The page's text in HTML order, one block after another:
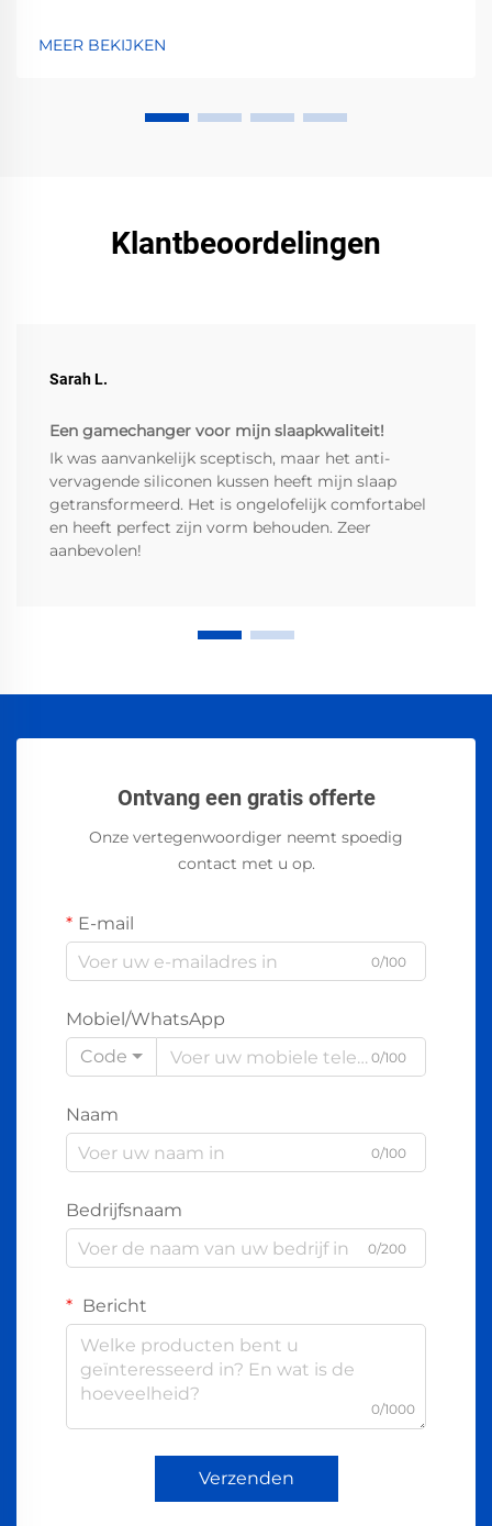
Behoud de levendige kleuren — lees nu.
MEER BEKIJKEN
Klantbeoordelingen
Sarah L.
Een gamechanger voor mijn slaapkwaliteit!
Ik was aanvankelijk sceptisch, maar het anti-
vervagende siliconen kussen heeft mijn slaap
getransformeerd. Het is ongelofelijk comfortabel
en heeft perfect zijn vorm behouden. Zeer
aanbevolen!
Ontvang een gratis offerte
Onze vertegenwoordiger neemt spoedig
contact met u op.
E-mail
0/100
Mobiel/WhatsApp
Code
0/100
Naam
0/100
Bedrijfsnaam
0/200
Bericht
0/1000
Verzenden